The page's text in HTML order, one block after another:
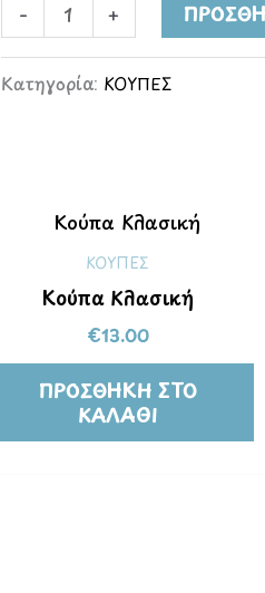
- +
Κατηγορία: ΚΟΥΠΕΣ
ΚΟΥΠΕΣ
Κούπα Κλασική
€13.00
ΠΡΟΣΘΉΚΗ ΣΤΟ
ΚΑΛΆΘΙ